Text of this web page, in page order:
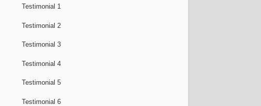
Testimonial 1
Testimonial 2
Testimonial 3
Testimonial 4
Testimonial 5
Testimonial 6